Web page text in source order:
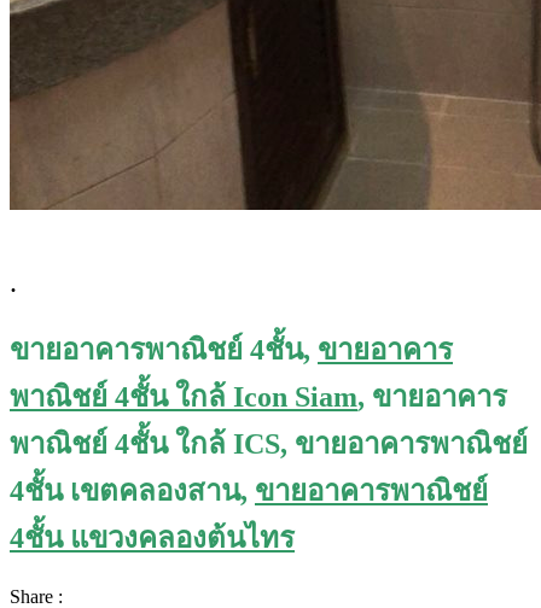
.
ขายอาคารพาณิชย์ 4ชั้น, ขายอาคาร
พาณิชย์ 4ชั้น ใกล้ Icon Siam, ขายอาคาร
พาณิชย์ 4ชั้น ใกล้ ICS, ขายอาคารพาณิชย์
4ชั้น เขตคลองสาน, ขายอาคารพาณิชย์
4ชั้น แขวงคลองต้นไทร
Share :